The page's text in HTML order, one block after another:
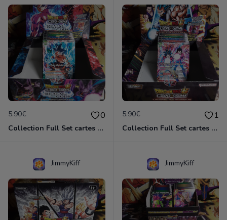
5.90€ 0
Collection Full Set cartes C/UC 98/98 BT16 Realm of the Gods / Dragon Ball Super Card Game
5.90€ 1
Collection Full Set cartes C/UC 98/98 BT18 Dawn of Z-Legends / Dragon Ball Super Card Game
JimmyKiff JimmyKiff